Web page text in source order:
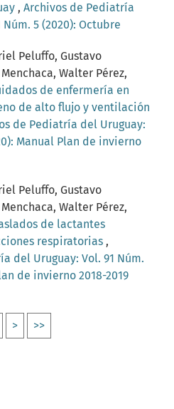
, Archivos de Pediatría
5 (2020): Octubre
Peluffo, Gustavo
Walter Pérez,
de enfermería en
de alto flujo y ventilación
de Pediatría del Uruguay:
Manual Plan de invierno
Peluffo, Gustavo
Walter Pérez,
de lactantes
respiratorias ,
del Uruguay: Vol. 91 Núm.
de invierno 2018-2019
> >>